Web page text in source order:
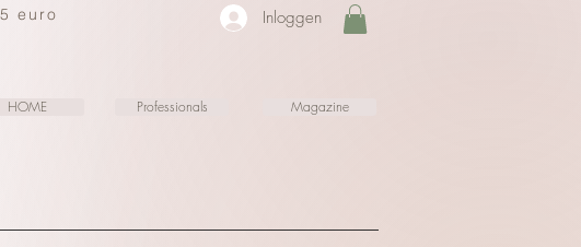
euro Inloggen
HOME Professionals Magazine